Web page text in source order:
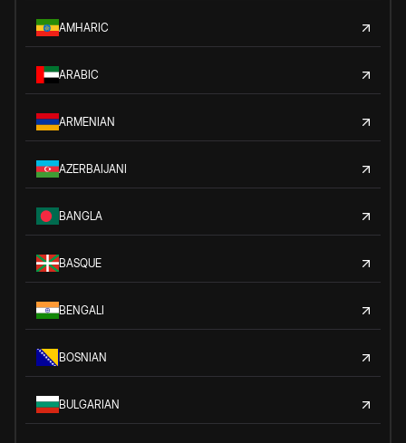
AMHARIC
ARABIC
ARMENIAN
AZERBAIJANI
BANGLA
BASQUE
BENGALI
BOSNIAN
BULGARIAN